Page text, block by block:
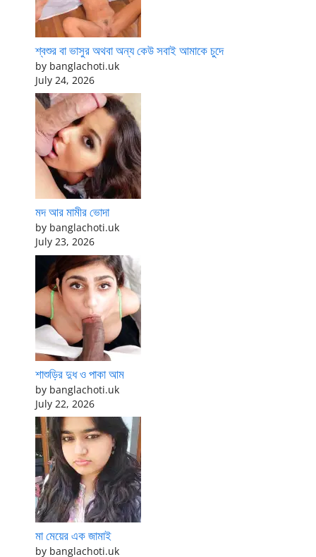
শ্বশুর বা ভাসুর অথবা অন্য কেউ সবাই আমাকে চুদে
by banglachoti.uk
July 24, 2026
মদ আর মামীর ভোদা
by banglachoti.uk
July 23, 2026
শাশুড়ির দুধ ও পাকা আম
by banglachoti.uk
July 22, 2026
মা মেয়ের এক জামাই
by banglachoti.uk